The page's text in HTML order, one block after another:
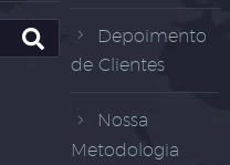
Depoimento
de Clientes
Nossa
Metodologia